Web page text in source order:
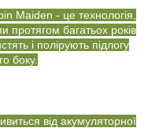
Maiden - це технологія,
протягом багатьох років
і полірують підлогу
боку.
від акумуляторної